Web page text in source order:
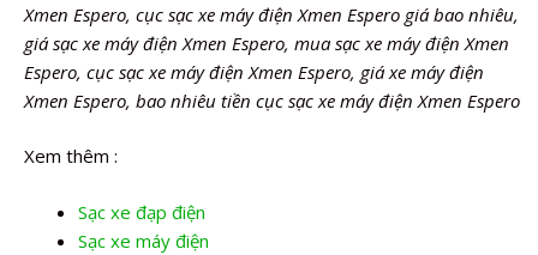
Xmen Espero, cục sạc xe máy điện Xmen Espero giá bao nhiêu,
giá sạc xe máy điện Xmen Espero, mua sạc xe máy điện Xmen
Espero, cục sạc xe máy điện Xmen Espero, giá xe máy điện
Xmen Espero, bao nhiêu tiền cục sạc xe máy điện Xmen Espero
Xem thêm :
Sạc xe đạp điện
Sạc xe máy điện